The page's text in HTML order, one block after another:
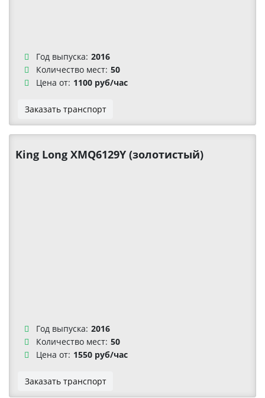
Год выпуска: 2016
Количество мест: 50
Цена от: 1100 руб/час
Заказать транспорт
King Long XMQ6129Y (золотистый)
Год выпуска: 2016
Количество мест: 50
Цена от: 1550 руб/час
Заказать транспорт